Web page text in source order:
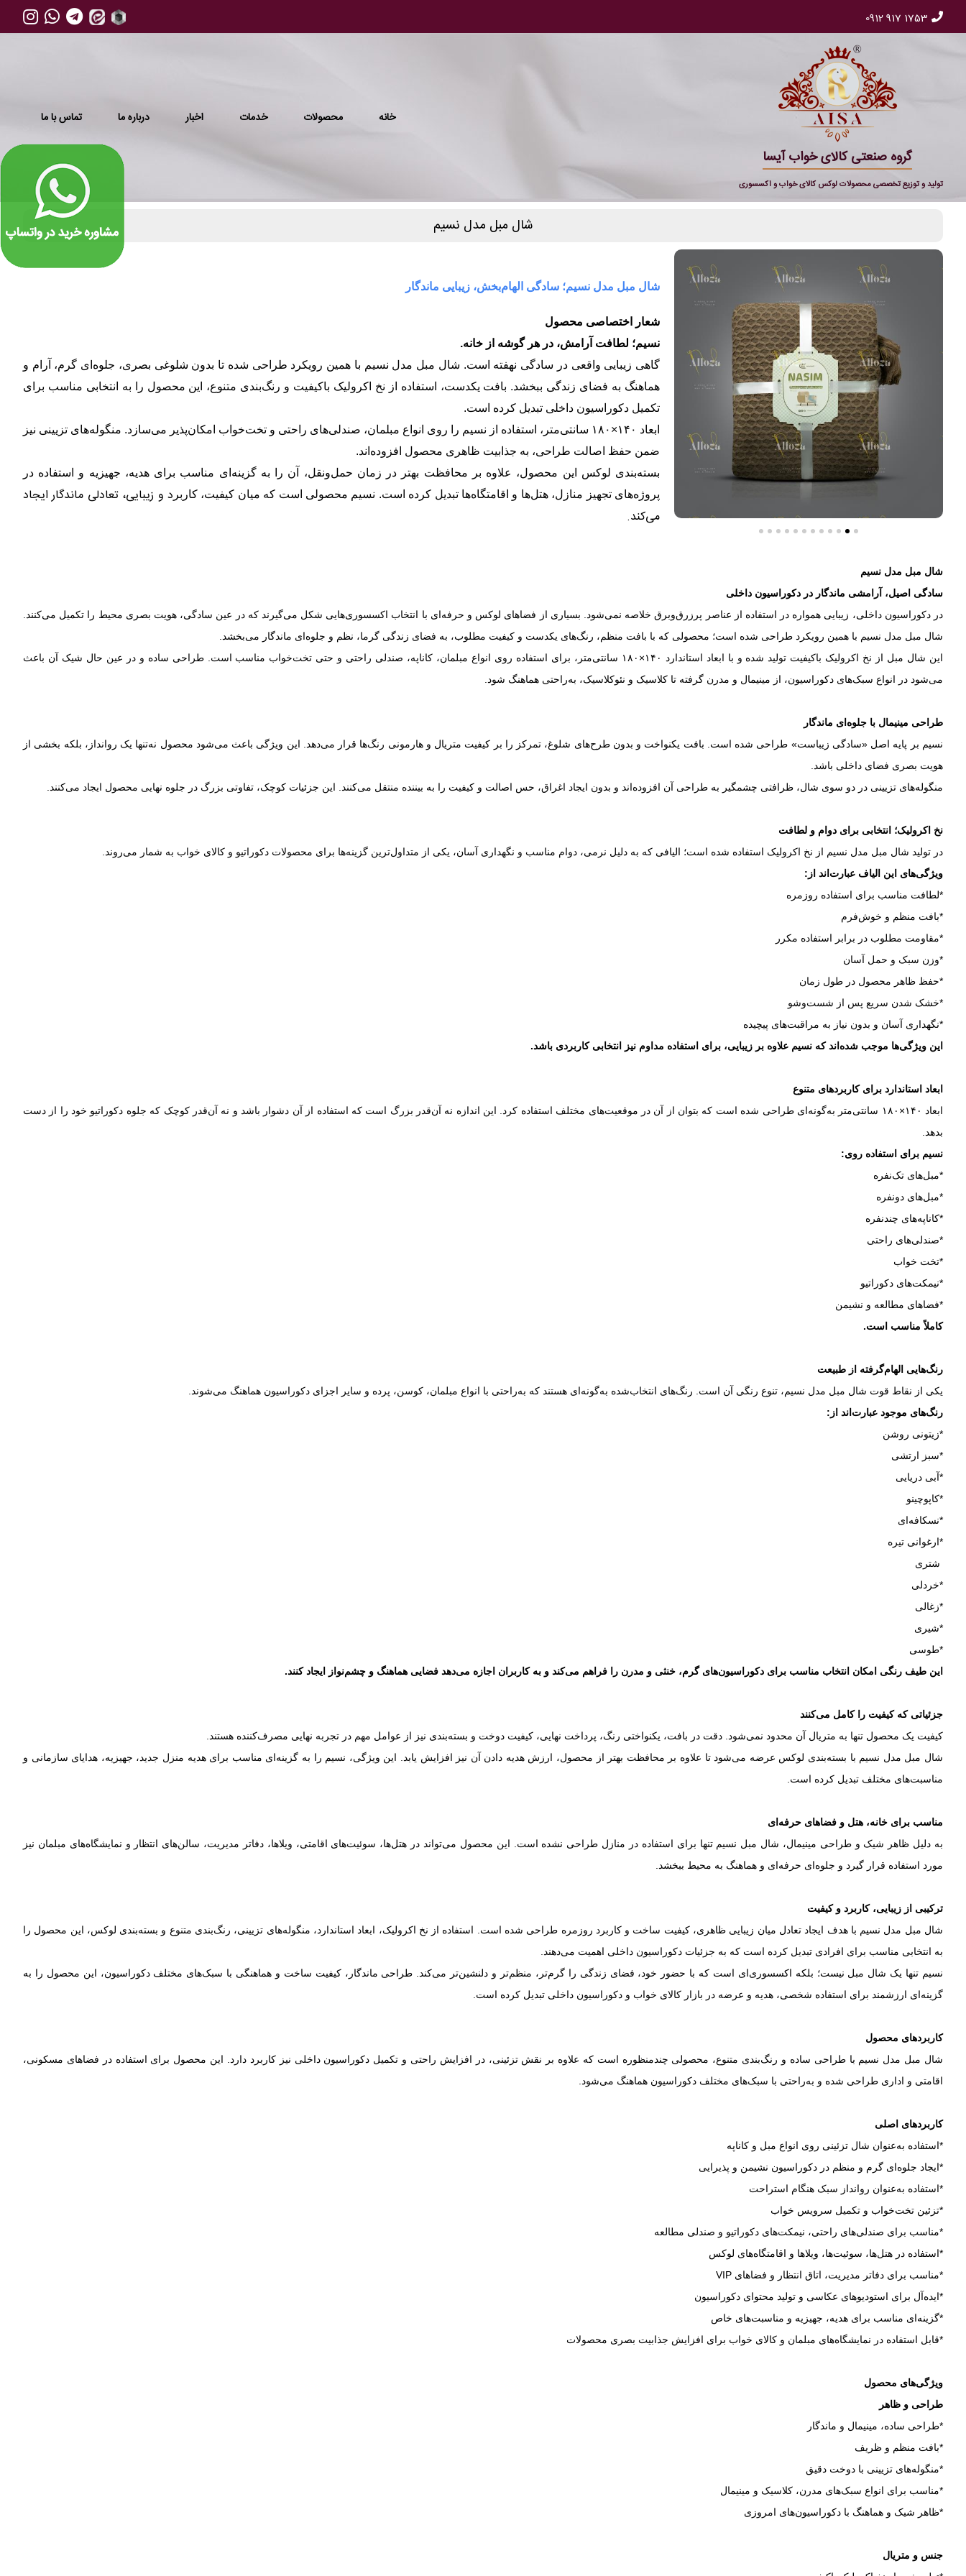
0912 917 1753
گروه صنعتی کالای خواب آیسا
تولید و توزیع تخصصی محصولات لوکس کالای خواب و اکسسوری
خانه محصولات خدمات اخبار درباره ما تماس با ما
شال مبل مدل نسیم
شال مبل مدل نسیم؛ سادگی الهام‌بخش، زیبایی ماندگار
شعار اختصاصی محصول
نسیم؛ لطافت آرامش، در هر گوشه از خانه.
گاهی زیبایی واقعی در سادگی نهفته است. شال مبل مدل نسیم با همین رویکرد طراحی شده تا بدون شلوغی بصری، جلوه‌ای گرم، آرام و
هماهنگ به فضای زندگی ببخشد. بافت یکدست، استفاده از نخ اکرولیک باکیفیت و رنگ‌بندی متنوع، این محصول را به انتخابی مناسب برای
تکمیل دکوراسیون داخلی تبدیل کرده است.
ابعاد ۱۴۰×۱۸۰ سانتی‌متر، استفاده از نسیم را روی انواع مبلمان، صندلی‌های راحتی و تخت‌خواب امکان‌پذیر می‌سازد. منگوله‌های تزیینی نیز
ضمن حفظ اصالت طراحی، به جذابیت ظاهری محصول افزوده‌اند.
بسته‌بندی لوکس این محصول، علاوه بر محافظت بهتر در زمان حمل‌ونقل، آن را به گزینه‌ای مناسب برای هدیه، جهیزیه و استفاده در
پروژه‌های تجهیز منازل، هتل‌ها و اقامتگاه‌ها تبدیل کرده است. نسیم محصولی است که میان کیفیت، کاربر د و زیبایی، تعادلی ماندگار ایجاد
می‌کند.
شال مبل مدل نسیم
سادگی اصیل، آرامشی ماندگار در دکوراسیون داخلی
در دکوراسیون داخلی، زیبایی همواره در استفاده از عناصر پرزرق‌وبرق خلاصه نمی‌شود. بسیاری از فضاهای لوکس و حرفه‌ای با انتخاب اکسسوری‌هایی شکل می‌گیرند که در عین سادگی، هویت بصری محیط را تکمیل می‌کنند.
شال مبل مدل نسیم با همین رویکرد طراحی شده است؛ محصولی که با بافت منظم، رنگ‌های یکدست و کیفیت مطلوب، به فضای زندگی گرما، نظم و جلوه‌ای ماندگار می‌بخشد.
این شال مبل از نخ اکرولیک باکیفیت تولید شده و با ابعاد استاندارد ۱۴۰×۱۸۰ سانتی‌متر، برای استفاده روی انواع مبلمان، کاناپه، صندلی راحتی و حتی تخت‌خواب مناسب است. طراحی ساده و در عین حال شیک آن باعث
می‌شود در انواع سبک‌های دکوراسیون، از مینیمال و مدرن گرفته تا کلاسیک و نئوکلاسیک، به‌راحتی هماهنگ شود.
طراحی مینیمال با جلوه‌ای ماندگار
نسیم بر پایه اصل «سادگی زیباست» طراحی شده است. بافت یکنواخت و بدون طرح‌های شلوغ، تمرکز را بر کیفیت متریال و هارمونی رنگ‌ها قرار می‌دهد. این ویژگی باعث می‌شود محصول نه‌تنها یک روانداز، بلکه بخشی از
هویت بصری فضای داخلی باشد.
منگوله‌های تزیینی در دو سوی شال، ظرافتی چشمگیر به طراحی آن افزوده‌اند و بدون ایجاد اغراق، حس اصالت و کیفیت را به بیننده منتقل می‌کنند. این جزئیات کوچک، تفاوتی بزرگ در جلوه نهایی محصول ایجاد می‌کنند.
نخ اکرولیک؛ انتخابی برای دوام و لطافت
در تولید شال مبل مدل نسیم از نخ اکرولیک استفاده شده است؛ الیافی که به دلیل نرمی، دوام مناسب و نگهداری آسان، یکی از متداول‌ترین گزینه‌ها برای محصولات دکوراتیو و کالای خواب به شمار می‌روند.
ویژگی‌های این الیاف عبارت‌اند از:
*لطافت مناسب برای استفاده روزمره
*بافت منظم و خوش‌فرم
*مقاومت مطلوب در برابر استفاده مکرر
*وزن سبک و حمل آسان
*حفظ ظاهر محصول در طول زمان
*خشک شدن سریع پس از شست‌وشو
*نگهداری آسان و بدون نیاز به مراقبت‌های پیچیده
این ویژگی‌ها موجب شده‌اند که نسیم علاوه بر زیبایی، برای استفاده مداوم نیز انتخابی کاربردی باشد.
ابعاد استاندارد برای کاربردهای متنوع
ابعاد ۱۴۰×۱۸۰ سانتی‌متر به‌گونه‌ای طراحی شده است که بتوان از آن در موقعیت‌های مختلف استفاده کرد. این اندازه نه آن‌قدر بزرگ است که استفاده از آن دشوار باشد و نه آن‌قدر کوچک که جلوه دکوراتیو خود را از دست
بدهد.
نسیم برای استفاده روی:
*مبل‌های تک‌نفره
*مبل‌های دونفره
*کاناپه‌های چندنفره
*صندلی‌های راحتی
*تخت خواب
*نیمکت‌های دکوراتیو
*فضاهای مطالعه و نشیمن
کاملاً مناسب است.
رنگ‌هایی الهام‌گرفته از طبیعت
یکی از نقاط قوت شال مبل مدل نسیم، تنوع رنگی آن است. رنگ‌های انتخاب‌شده به‌گونه‌ای هستند که به‌راحتی با انواع مبلمان، کوسن، پرده و سایر اجزای دکوراسیون هماهنگ می‌شوند.
رنگ‌های موجود عبارت‌اند از:
*زیتونی روشن
*سبز ارتشی
*آبی دریایی
*کاپوچینو
*نسکافه‌ای
*ارغوانی تیره
شتری
*خردلی
*زغالی
*شیری
*طوسی
این طیف رنگی امکان انتخاب مناسب برای دکوراسیون‌های گرم، خنثی و مدرن را فراهم می‌کند و به کاربران اجازه می‌دهد فضایی هماهنگ و چشم‌نواز ایجاد کنند.
جزئیاتی که کیفیت را کامل می‌کنند
کیفیت یک محصول تنها به متریال آن محدود نمی‌شود. دقت در بافت، یکنواختی رنگ، پرداخت نهایی، کیفیت دوخت و بسته‌بندی نیز از عوامل مهم در تجربه نهایی مصرف‌کننده هستند.
شال مبل مدل نسیم با بسته‌بندی لوکس عرضه می‌شود تا علاوه بر محافظت بهتر از محصول، ارزش هدیه دادن آن نیز افزایش یابد. این ویژگی، نسیم را به گزینه‌ای مناسب برای هدیه منزل جدید، جهیزیه، هدایای سازمانی و
مناسبت‌های مختلف تبدیل کرده است.
مناسب برای خانه، هتل و فضاهای حرفه‌ای
به دلیل ظاهر شیک و طراحی مینیمال، شال مبل نسیم تنها برای استفاده در منازل طراحی نشده است. این محصول می‌تواند در هتل‌ها، سوئیت‌های اقامتی، ویلاها، دفاتر مدیریت، سالن‌های انتظار و نمایشگاه‌های مبلمان نیز
مورد استفاده قرار گیرد و جلوه‌ای حرفه‌ای و هماهنگ به محیط ببخشد.
ترکیبی از زیبایی، کاربرد و کیفیت
شال مبل مدل نسیم با هدف ایجاد تعادل میان زیبایی ظاهری، کیفیت ساخت و کاربرد روزمره طراحی شده است. استفاده از نخ اکرولیک، ابعاد استاندارد، منگوله‌های تزیینی، رنگ‌بندی متنوع و بسته‌بندی لوکس، این محصول را
به انتخابی مناسب برای افرادی تبدیل کرده است که به جزئیات دکوراسیون داخلی اهمیت می‌دهند.
نسیم تنها یک شال مبل نیست؛ بلکه اکسسوری‌ای است که با حضور خود، فضای زندگی را گرم‌تر، منظم‌تر و دلنشین‌تر می‌کند. طراحی ماندگار، کیفیت ساخت و هماهنگی با سبک‌های مختلف دکوراسیون، این محصول را به
گزینه‌ای ارزشمند برای استفاده شخصی، هدیه و عرضه در بازار کالای خواب و دکوراسیون داخلی تبدیل کرده است.
کاربردهای محصول
شال مبل مدل نسیم با طراحی ساده و رنگ‌بندی متنوع، محصولی چندمنظوره است که علاوه بر نقش تزئینی، در افزایش راحتی و تکمیل دکوراسیون داخلی نیز کاربرد دارد. این محصول برای استفاده در فضاهای مسکونی،
اقامتی و اداری طراحی شده و به‌راحتی با سبک‌های مختلف دکوراسیون هماهنگ می‌شود.
کاربردهای اصلی
*استفاده به‌عنوان شال تزئینی روی انواع مبل و کاناپه
*ایجاد جلوه‌ای گرم و منظم در دکوراسیون نشیمن و پذیرایی
*استفاده به‌عنوان روانداز سبک هنگام استراحت
*تزئین تخت‌خواب و تکمیل سرویس خواب
*مناسب برای صندلی‌های راحتی، نیمکت‌های دکوراتیو و صندلی مطالعه
*استفاده در هتل‌ها، سوئیت‌ها، ویلاها و اقامتگاه‌های لوکس
*مناسب برای دفاتر مدیریت، اتاق انتظار و فضاهای VIP
*ایده‌آل برای استودیوهای عکاسی و تولید محتوای دکوراسیون
*گزینه‌ای مناسب برای هدیه، جهیزیه و مناسبت‌های خاص
*قابل استفاده در نمایشگاه‌های مبلمان و کالای خواب برای افزایش جذابیت بصری محصولات
ویژگی‌های محصول
طراحی و ظاهر
*طراحی ساده، مینیمال و ماندگار
*بافت منظم و ظریف
*منگوله‌های تزیینی با دوخت دقیق
*مناسب برای انواع سبک‌های مدرن، کلاسیک و مینیمال
*ظاهر شیک و هماهنگ با دکوراسیون‌های امروزی
جنس و متریال